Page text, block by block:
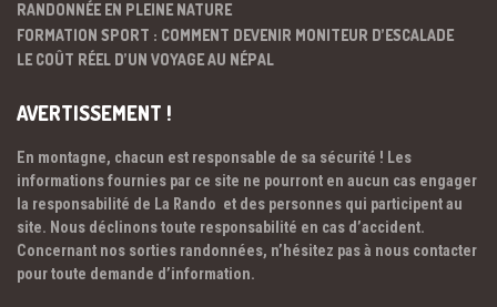
RANDONNÉE EN PLEINE NATURE
FORMATION SPORT : COMMENT DEVENIR MONITEUR D’ESCALADE
LE COÛT RÉEL D’UN VOYAGE AU NÉPAL
AVERTISSEMENT !
En montagne, chacun est responsable de sa sécurité ! Les
informations fournies par ce site ne pourront en aucun cas engager
la responsabilité de La Rando et des personnes qui participent au
site. Nous déclinons toute responsabilité en cas d’accident.
Concernant nos sorties randonnées, n’hésitez pas à nous contacter
pour toute demande d’information.